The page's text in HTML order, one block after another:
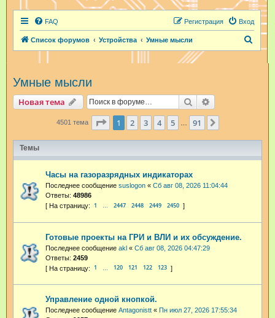
FAQ Вход
Регистрация
Список форумов Устройства Умные мысли
Умные мысли
Новая тема Поиск
4501 тема Страница из 91
1 2 3 4 5 91
Темы
Часы на газоразрядных индикаторах
Последнее сообщение suslogon « Сб авг 08, 2026 11:04:44
Ответы: 48986
1 … 2447 2448 2449 2450
Готовые проекты на ГРИ и ВЛИ и их обсуждение.
Последнее сообщение akl « Сб авг 08, 2026 04:47:29
Ответы: 2459
1 120 121 122 123
Управление одной кнопкой.
Последнее сообщение Antagonistt « Пн июл 27, 2026 17:55:34